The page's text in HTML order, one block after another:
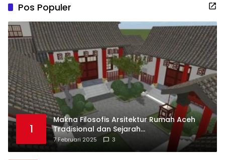
Pos Populer
1
Makna Filosofis Arsitektur Rumah Aceh
Tradisional dan Sejarah
Perkembangannya
7 Februari 2025 3